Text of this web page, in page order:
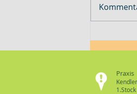
Praxis
1.Stock